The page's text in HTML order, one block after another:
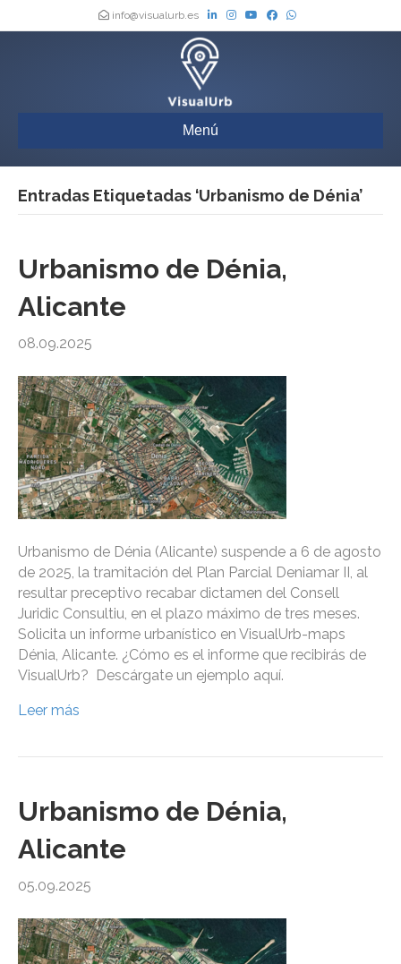
info@visualurb.es
Menú
Entradas Etiquetadas ‘Urbanismo de Dénia’
Urbanismo de Dénia,
Alicante
08.09.2025
Urbanismo de Dénia (Alicante) suspende a 6 de agosto
de 2025, la tramitación del Plan Parcial Deniamar II, al
resultar preceptivo recabar dictamen del Consell
Juridic Consultiu, en el plazo máximo de tres meses.
Solicita un informe urbanístico en VisualUrb-maps
Dénia, Alicante. ¿Cómo es el informe que recibirás de
VisualUrb? Descárgate un ejemplo aquí.
Leer más
Urbanismo de Dénia,
Alicante
05.09.2025